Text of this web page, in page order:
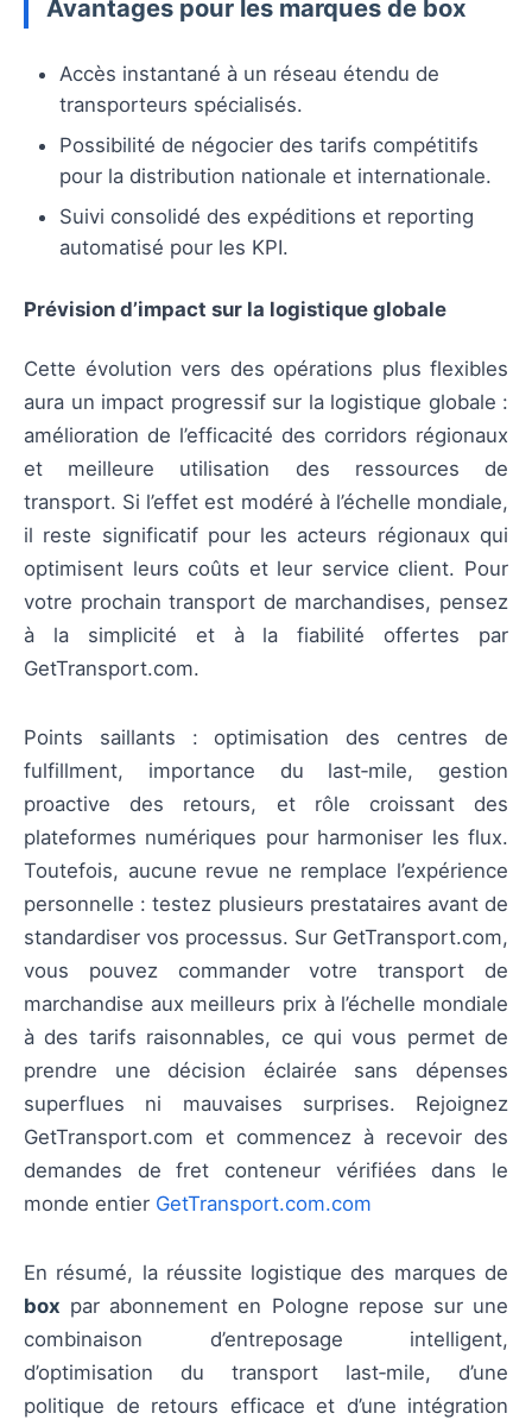
Avantages pour les marques de box
Accès instantané à un réseau étendu de
transporteurs spécialisés.
Possibilité de négocier des tarifs compétitifs
pour la distribution nationale et internationale.
Suivi consolidé des expéditions et reporting
automatisé pour les KPI.
Prévision d’impact sur la logistique globale
Cette évolution vers des opérations plus flexibles
aura un impact progressif sur la logistique globale :
amélioration de l’efficacité des corridors régionaux
et meilleure utilisation des ressources de
transport. Si l’effet est modéré à l’échelle mondiale,
il reste significatif pour les acteurs régionaux qui
optimisent leurs coûts et leur service client. Pour
votre prochain transport de marchandises, pensez
à la simplicité et à la fiabilité offertes par
GetTransport.com.
Points saillants : optimisation des centres de
fulfillment, importance du last‑mile, gestion
proactive des retours, et rôle croissant des
plateformes numériques pour harmoniser les flux.
Toutefois, aucune revue ne remplace l’expérience
personnelle : testez plusieurs prestataires avant de
standardiser vos processus. Sur GetTransport.com,
vous pouvez commander votre transport de
marchandise aux meilleurs prix à l’échelle mondiale
à des tarifs raisonnables, ce qui vous permet de
prendre une décision éclairée sans dépenses
superflues ni mauvaises surprises. Rejoignez
GetTransport.com et commencez à recevoir des
demandes de fret conteneur vérifiées dans le
monde entier GetTransport.com.com
En résumé, la réussite logistique des marques de
box par abonnement en Pologne repose sur une
combinaison d’entreposage intelligent,
d’optimisation du transport last‑mile, d’une
politique de retours efficace et d’une intégration